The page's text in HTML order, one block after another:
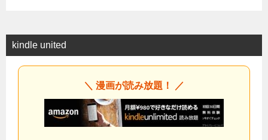
kindle united
＼ 漫画が読み放題！ ／